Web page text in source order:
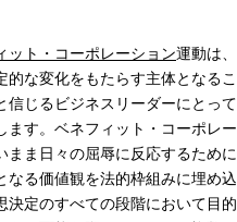
ット・コーポレーション運動は
的な変化をもたらす主体となる
信じるビジネスリーダーにとっ
す。ベネフィット・コーポレー
まま日々の屈辱に反応するため
なる価値観を法的枠組みに埋め
決定のすべての段階において目